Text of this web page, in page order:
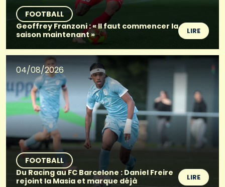
FOOTBALL
Geoffrey Franzoni : « Il faut commencer la
saison maintenant »
LIRE
04/08/2026
FOOTBALL
Du Racing au FC Barcelone : Daniel Freire
rejoint la Masia et marque déjà
LIRE